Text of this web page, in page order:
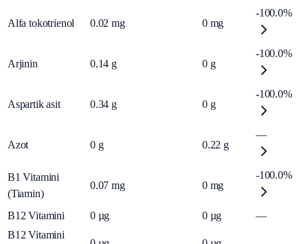
Alfa tokotrienol 0.02 mg 0 mg
-100.0%
Arjinin 0.14 g 0 g
-100.0%
Aspartik asit 0.34 g 0 g
-100.0%
Azot 0 g 0.22 g
—
B1 Vitamini
(Tiamin)
0.07 mg 0 mg
-100.0%
B12 Vitamini 0 µg 0 µg
—
B12 Vitamini